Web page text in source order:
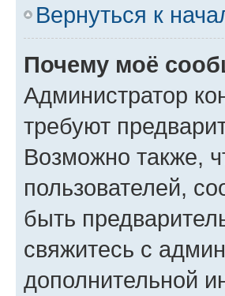
Вернуться к
Почему моё
Администратор
требуют
Возможно также,
пользователей,
быть
свяжитесь с
дополнительной